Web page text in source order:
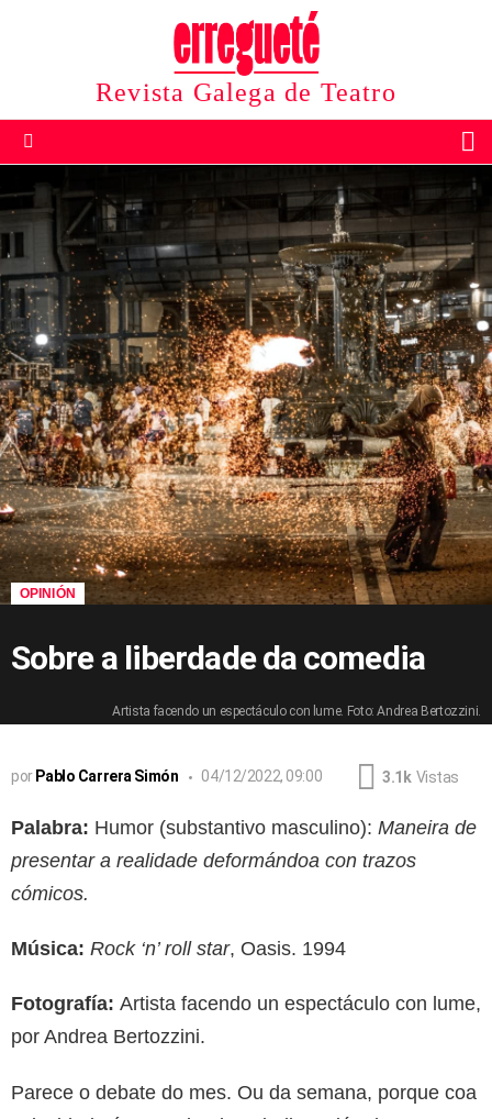
Revista Galega de Teatro
OPINIÓN
Sobre a liberdade da comedia
Artista facendo un espectáculo con lume. Foto: Andrea Bertozzini.
por Pablo Carrera Simón 04/12/2022, 09:00 3.1k Vistas
Palabra: Humor (substantivo masculino): Maneira de
presentar a realidade deformándoa con trazos
cómicos.
Música: Rock ‘n’ roll star, Oasis. 1994
Fotografía: Artista facendo un espectáculo con lume,
por Andrea Bertozzini.
Parece o debate do mes. Ou da semana, porque coa